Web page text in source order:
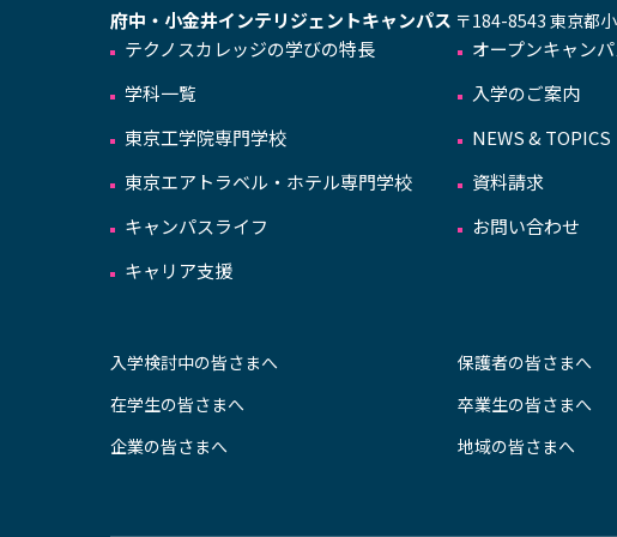
府中・小金井インテリジェントキャンパス 〒184-8543 東京都
テクノスカレッジの学びの特長
学科一覧
東京工学院専門学校
東京エアトラベル・ホテル専門学校
キャンパスライフ
キャリア支援
オープンキャン
入学のご案内
NEWS & TOPICS
資料請求
お問い合わせ
入学検討中の皆さまへ
在学生の皆さまへ
企業の皆さまへ
保護者の皆さまへ
卒業生の皆さまへ
地域の皆さまへ